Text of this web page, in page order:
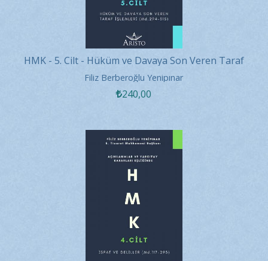
HMK - 5. Cilt - Hüküm ve Davaya Son Veren Taraf
İşlemleri
Filiz Berberoğlu Yenipınar
240,00